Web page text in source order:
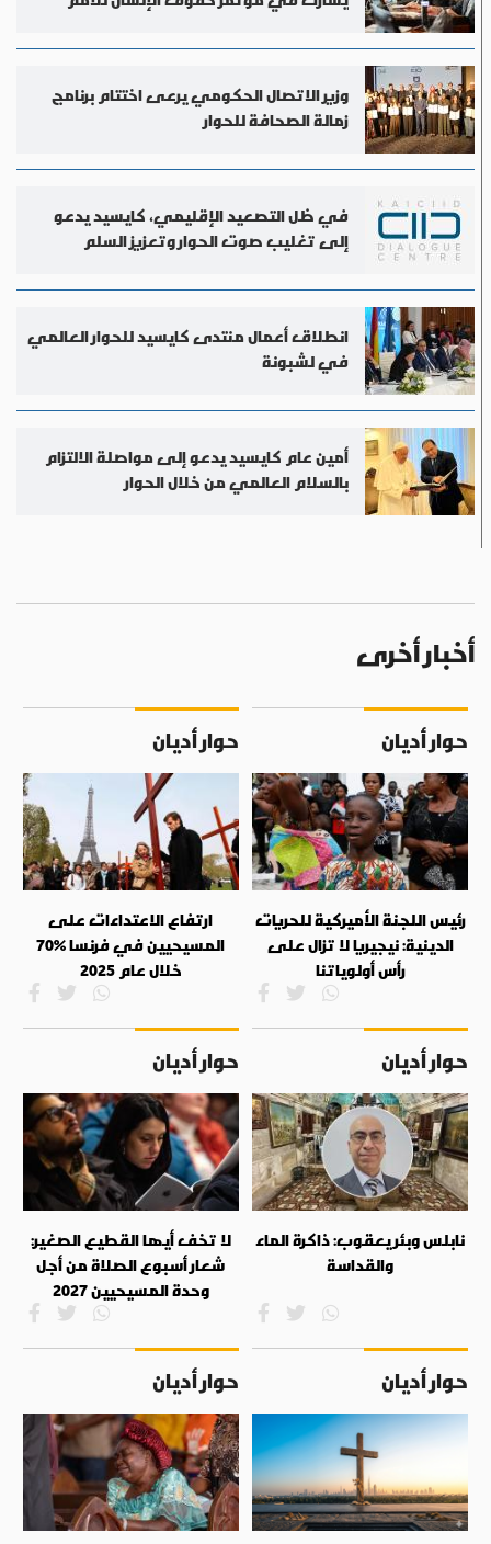
وزير الاتصال الحكومي يرعى اختتام برنامج
زمالة الصحافة للحوار
في ظل التصعيد الإقليمي، كايسيد يدعو
إلى تغليب صوت الحوار وتعزيز السلم
انطلاق أعمال منتدى كايسيد للحوار العالمي
في لشبونة
أمين عام كايسيد يدعو إلى مواصلة الالتزام
بالسلام العالمي من خلال الحوار
أخبار أخرى
حوار أديان
رئيس اللجنة الأميركية للحريات
الدينية: نيجيريا لا تزال على
رأس أولوياتنا
حوار أديان
ارتفاع الاعتداءات على
المسيحيين في فرنسا %70
خلال عام 2025
حوار أديان
نابلس وبئر يعقوب: ذاكرة الماء
والقداسة
حوار أديان
لا تخف أيها القطيع الصغير:
شعار أسبوع الصلاة من أجل
وحدة المسيحيين 2027
حوار أديان حوار أديان